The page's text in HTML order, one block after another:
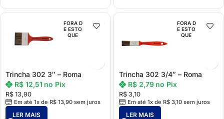
FORA D
E ESTO
QUE
Trincha 302 3″ – Roma
R$ 13,90
Em até 1x de R$13,90sem juros
R$12,51 no Pix
LER MAIS
FORA D
E ESTO
QUE
Trincha 302 3/4″ – Roma
R$ 3,10
Em até 1x de R$3,10sem juros
R$2,79 no Pix
LER MAIS